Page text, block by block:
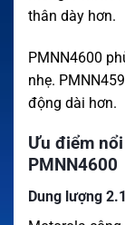
thân dày hơn.
PMNN4600
nhẹ.
động dài hơn.
Ưu điểm
PMNN4600
Dung lượng